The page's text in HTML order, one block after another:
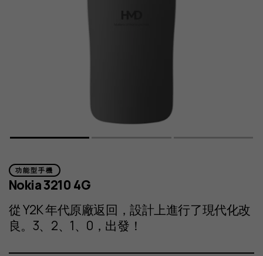
功能型手機
Nokia 3210 4G
從 Y2K 年代原廠返回，設計上進行了現代化改
良。3、2、1、0，出發！